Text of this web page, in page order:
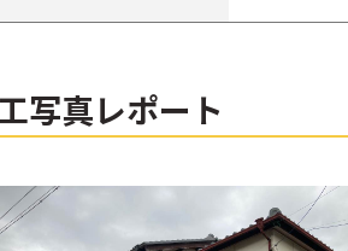
写真レポート